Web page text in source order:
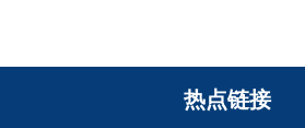
热点链接